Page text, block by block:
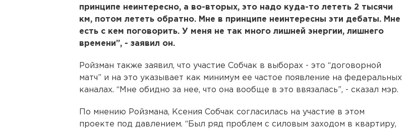
принципе неинтересно, а во-вторых, это надо куда-то лететь 2 тысячи
км, потом лететь обратно. Мне в принципе неинтересны эти дебаты. Мне
есть с кем поговорить. У меня не так много лишней энергии, лишнего
времени”, - заявил он.
Ройзман также заявил, что участие Собчак в выборах - это “договорной
матч” и на это указывает как минимум ее частое появление на федеральных
каналах. “Мне обидно за нее, что она вообще в это ввязалась”, - сказал мэр.
По мнению Ройзмана, Ксения Собчак согласилась на участие в этом
проекте под давлением. “Был ряд проблем с силовым заходом в квартиру,